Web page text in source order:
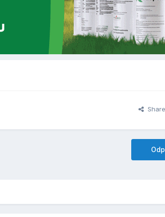
Share